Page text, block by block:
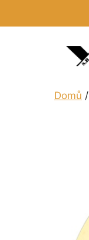
Domů /